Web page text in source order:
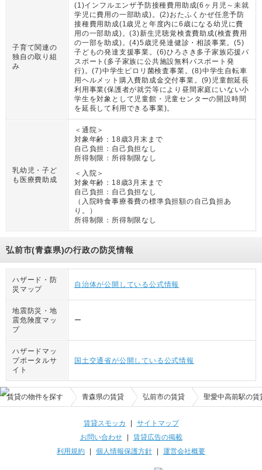
子育て関連の
独自の取り組
み
(1)インフルエンザ予防接種費用助成(6ヶ月児～未就
学児に費用の一部助成)。(2)おたふくかぜ任意予防
接種費用助成(1歳児と年度内に6歳になる幼児に費
用の一部助成)。(3)新生児聴覚検査費助成(検査費用
の一部を助成)。(4)5歳児発達健診・相談事業。(5)
子どもの発達支援事業。(6)ひろさき多子家族応援パ
スポート(多子家族に公共施設無料パスポート発
行)。(7)中学生ピロリ菌検査事業。(8)中学生自転車
用ヘルメット購入費助成金交付事業。(9)児童館延長
利用事業(保護者が就労等により昼間家庭にいない小
学生を対象として児童館・児童センターの開設時間
を延長して利用できる事業)。
乳幼児・子ど
も医療費助成
＜通院＞
対象年齢： 18歳3月末まで
自己負担： 自己負担なし
所得制限： 所得制限なし
＜入院＞
対象年齢： 18歳3月末まで
自己負担： 自己負担なし
（ 入院時食事療養費の標準負担額の自己負担あ
り。
）
所得制限： 所得制限なし
弘前市(青森県)の行政の防災情報
ハザード・防
災マップ
自治体が公開している公式情報
地震防災・地
震危険度マッ
プ
ー
ハザードマッ
プポータルサ
イト
国土交通省が公開している公式情報
賃貸の物件を探す 青森県の賃貸 弘前市の賃貸 聖愛中高前駅の賃
賃貸スモッカ | サイトマップ
お問い合わせ| 賃貸広告の掲載
利用規約 | 個人情報保護方針 | 運営会社概要